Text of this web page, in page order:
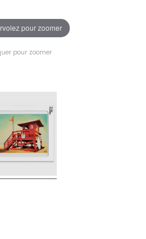
pour zoomer
pour zoomer